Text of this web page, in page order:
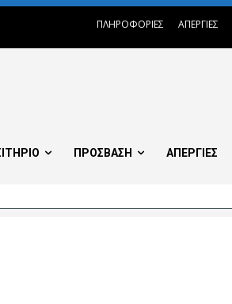
ΠΛΗΡΟΦΟΡΙΕΣ ΑΠΕΡΓΙΕΣ
ΠΡΟΣΒΑΣΗ ΑΠΕΡΓΙΕΣ